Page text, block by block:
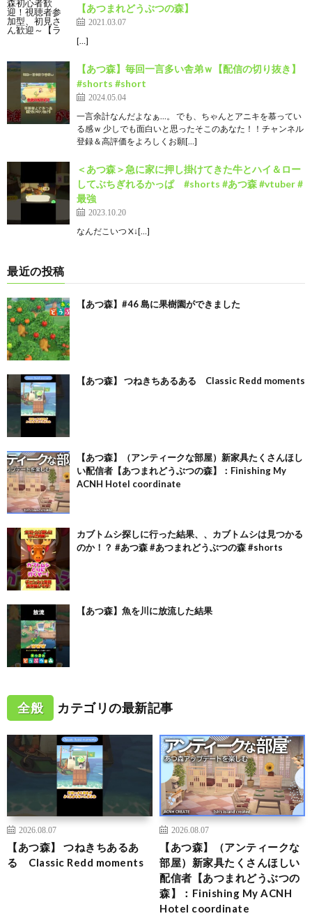
【あつまれどうぶつの森】
2021.03.07
[…]
【あつ森】毎回一言多い舎弟ｗ【配信の切り抜き】
#shorts #short
2024.05.04
一言余計なんだよなぁ…。 でも、ちゃんとアニキを慕ってい
る感ｗ 少しでも面白いと思ったそこのあなた！！チャンネル
登録＆高評価をよろしくお願[…]
＜あつ森＞急に家に押し掛けてきた牛とハイ＆ロー
してぶちぎれるかっぱ #shorts #あつ森 #vtuber #
最強
2023.10.20
なんだこいつ X↓[…]
最近の投稿
【あつ森】#46 島に果樹園ができました
【あつ森】 つねきちあるある Classic Redd moments
【あつ森】（アンティークな部屋）新家具たくさんほし
い配信者【あつまれどうぶつの森】：Finishing My
ACNH Hotel coordinate
カブトムシ探しに行った結果、、カブトムシは見つかる
のか！？ #あつ森 #あつまれどうぶつの森 #shorts
【あつ森】魚を川に放流した結果
全般 カテゴリの最新記事
2026.08.07
【あつ森】 つねきちあるあ
る Classic Redd moments
2026.08.07
【あつ森】（アンティークな
部屋）新家具たくさんほしい
配信者【あつまれどうぶつの
森】：Finishing My ACNH
Hotel coordinate